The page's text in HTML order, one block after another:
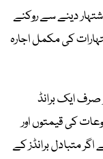
دینے سے روکنے
کی مکمل اجارہ
ایک برانڈ
کی قیمتوں اور
اگر متبادل برانڈز کے